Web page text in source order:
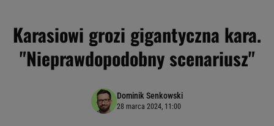
Karasiowi grozi gigantyczna kara.
"Nieprawdopodobny scenariusz"
Dominik Senkowski
28 marca 2024, 11:00